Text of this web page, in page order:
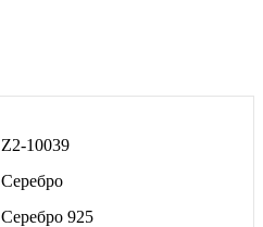
Z2-10039
Серебро
Серебро 925